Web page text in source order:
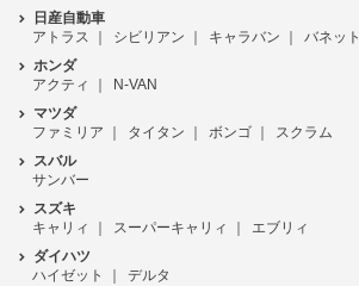
日産自動車
アトラス
シビリアン キャラバン バネット
ホンダ
アクティ
N-VAN
マツダ
ファミリア
タイタン ボンゴ
スクラム
スバル
サンバー
スズキ
キャリィ
スーパーキャリィ
エブリィ
ダイハツ
ハイゼット
デルタ